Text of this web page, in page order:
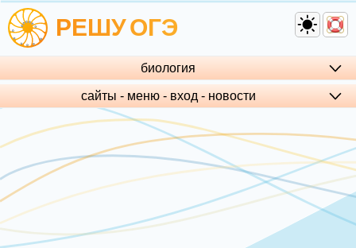
РЕШУОГЭ
биология
сайты - меню - вход - но­во­сти